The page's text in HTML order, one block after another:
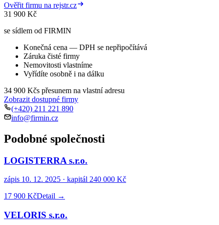
Ověřit firmu na rejstr.cz
31 900 Kč
se sídlem od FIRMIN
Konečná cena — DPH se nepřipočítává
Záruka čisté firmy
Nemovitosti vlastníme
Vyřídíte osobně i na dálku
34 900 Kčs přesunem na vlastní adresu
Zobrazit dostupné firmy
(+420) 211 221 890
info@firmin.cz
Podobné společnosti
LOGISTERRA s.r.o.
zápis 10. 12. 2025 · kapitál 240 000 Kč
17 900 KčDetail →
VELORIS s.r.o.